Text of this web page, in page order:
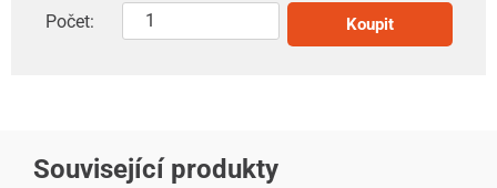
Počet: Koupit
Související produkty